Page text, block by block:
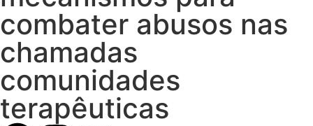
combater abusos nas
chamadas
comunidades
terapêuticas